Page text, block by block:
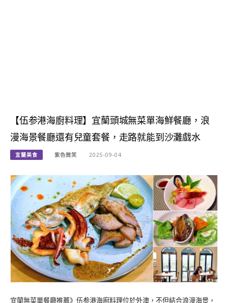
【伍参港海廚料理】宜蘭頭城無菜單海鮮餐廳，浪
漫海景餐廳還有兒童套餐，走路就能到沙灘戲水
宜蘭美食 紫色微笑 2025-09-04
宜蘭無菜單餐廳推薦》伍参港海廚料理位於外澳，不但結合浪漫海景，